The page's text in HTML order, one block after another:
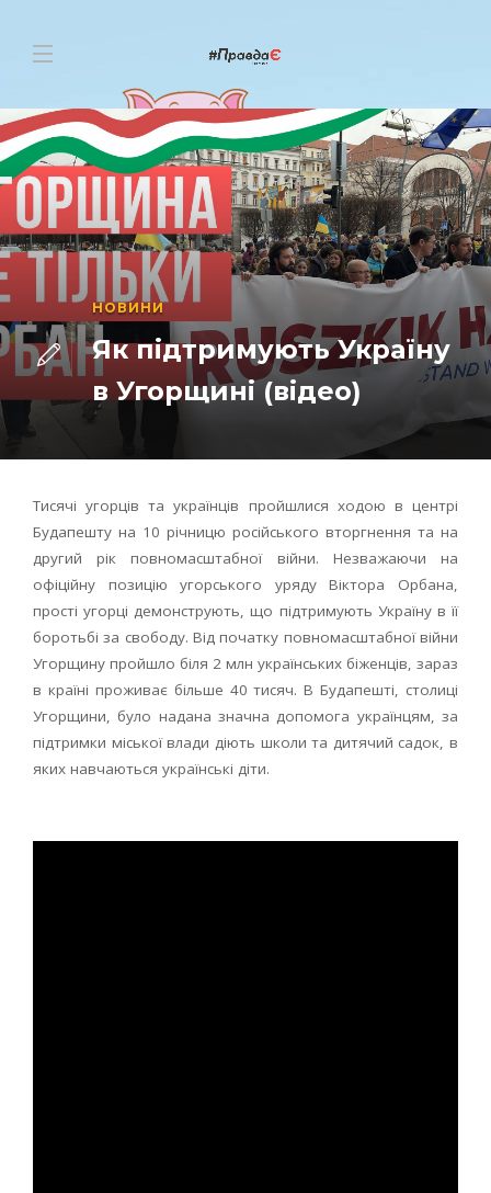
НОВИНИ
Як підтримують Україну
в Угорщині (відео)
Тисячі угорців та українців пройшлися ходою в центрі
Будапешту на 10 річницю російського вторгнення та на
другий рік повномасштабної війни. Незважаючи на
офіційну позицію угорського уряду Віктора Орбана,
прості угорці демонструють, що підтримують Україну в її
боротьбі за свободу. Від початку повномасштабної війни
Угорщину пройшло біля 2 млн українських біженців, зараз
в країні проживає більше 40 тисяч. В Будапешті, столиці
Угорщини, було надана значна допомога українцям, за
підтримки міської влади діють школи та дитячий садок, в
яких навчаються українські діти.